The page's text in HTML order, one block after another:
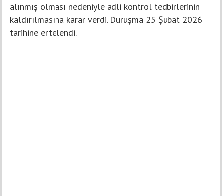
alınmış olması nedeniyle adli kontrol tedbirlerinin
kaldırılmasına karar verdi. Duruşma 25 Şubat 2026
tarihine ertelendi.